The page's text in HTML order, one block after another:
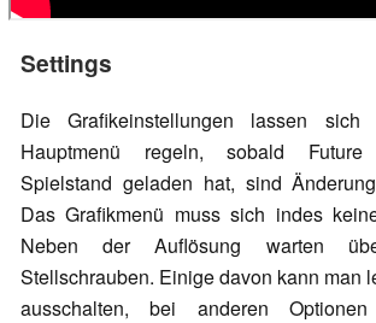
Settings
Die Grafikeinstellungen lassen
Hauptmenü regeln, sobald
Spielstand geladen hat, sind
Das Grafikmenü muss sich indes
Neben der Auflösung warten
Stellschrauben. Einige davon kann man
ausschalten, bei anderen